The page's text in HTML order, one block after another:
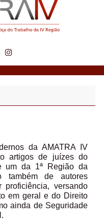
da AMATRA IV
artigos de juízes do
um da 1ª Região da
também de autores
proficiência, versando
em geral e do Direito
ainda de Seguridade